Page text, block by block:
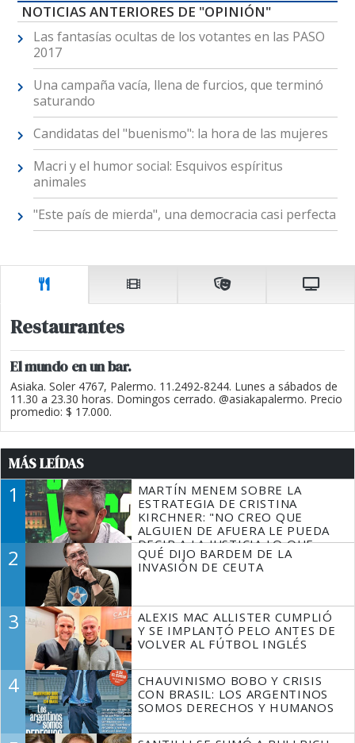
NOTICIAS ANTERIORES DE "OPINIÓN"
Las fantasías ocultas de los votantes en las PASO
2017
Una campaña vacía, llena de furcios, que terminó
saturando
Candidatas del "buenismo": la hora de las mujeres
Macri y el humor social: Esquivos espíritus
animales
"Este país de mierda", una democracia casi perfecta
Restaurantes
El mundo en un bar.
Asiaka. Soler 4767, Palermo. 11.2492-8244. Lunes a sábados de
11.30 a 23.30 horas. Domingos cerrado. @asiakapalermo. Precio
promedio: $ 17.000.
MÁS LEÍDAS
1
MARTÍN MENEM SOBRE LA
ESTRATEGIA DE CRISTINA
KIRCHNER: "NO CREO QUE
ALGUIEN DE AFUERA LE PUEDA
DECIR A LA JUSTICIA LO QUE
TIENE QUE HACER"
2
QUÉ DIJO BARDEM DE LA
INVASIÓN DE CEUTA
3
ALEXIS MAC ALLISTER CUMPLIÓ
Y SE IMPLANTÓ PELO ANTES DE
VOLVER AL FÚTBOL INGLÉS
4
CHAUVINISMO BOBO Y CRISIS
CON BRASIL: LOS ARGENTINOS
SOMOS DERECHOS Y HUMANOS